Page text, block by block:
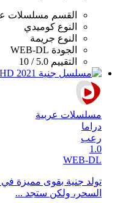
القسم مسلسلات
النوع كوميدي
النوع جريمة
الجودة WEB-DL
التقييم 5.0 / 10
مسلسلات عربية
دراما
رعب
1.0
WEB-DL
تولد جنية بقوى مميزة
السحر، ولكن ستجد ...